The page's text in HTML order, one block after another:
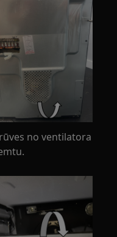
no ventilatora